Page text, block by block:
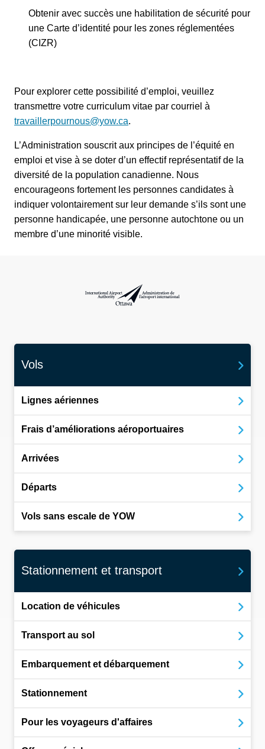
Obtenir avec succès une habilitation de sécurité pour
une Carte d’identité pour les zones réglementées
(CIZR)
Pour explorer cette possibilité d’emploi, veuillez
transmettre votre curriculum vitae par courriel à
travaillerpournous@yow.ca.
L’Administration souscrit aux principes de l’équité en
emploi et vise à se doter d’un effectif représentatif de la
diversité de la population canadienne. Nous
encourageons fortement les personnes candidates à
indiquer volontairement sur leur demande s’ils sont une
personne handicapée, une personne autochtone ou un
membre d’une minorité visible.
Administration de l’aéroport international
Vols
Lignes aériennes
Frais d’améliorations aéroportuaires
Arrivées
Départs
Vols sans escale de YOW
Stationnement et transport
Location de véhicules
Transport au sol
Embarquement et débarquement
Stationnement
Pour les voyageurs d'affaires